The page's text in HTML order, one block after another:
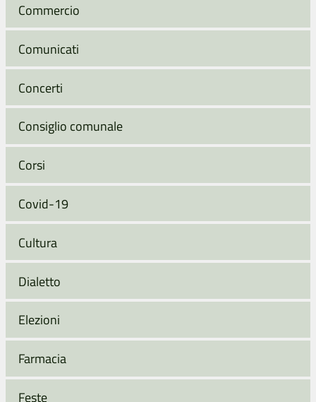
Commercio
Comunicati
Concerti
Consiglio comunale
Corsi
Covid-19
Cultura
Dialetto
Elezioni
Farmacia
Feste